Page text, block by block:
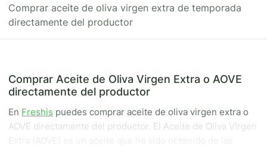
Comprar aceite de oliva virgen extra de temporada
directamente del productor
Comprar Aceite de Oliva Virgen Extra o AOVE
directamente del productor
En Freshis puedes comprar aceite de oliva virgen extra o
AOVE directamente del productor. El Aceite de Oliva Virgen